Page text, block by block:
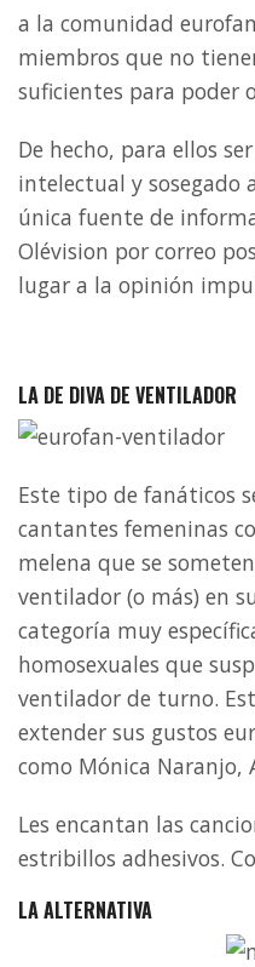
a la comunidad
miembros que no
suficientes para poder
De hecho, para ellos
intelectual y sosegado
única fuente de
Olévision por correo
lugar a la opinión
LA DE DIVA DE VENTILADOR
Este tipo de fanáticos
cantantes femeninas
melena que se
ventilador (o más) en
categoría muy
homosexuales que
ventilador de turno.
extender sus gustos
como Mónica Naranjo,
Les encantan las
estribillos adhesivos.
LA ALTERNATIVA